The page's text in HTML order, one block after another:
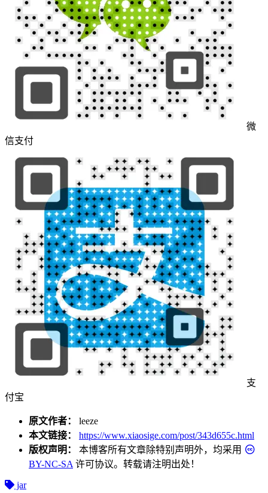
微
信支付
支
付宝
原文作者： leeze
本文链接：
https://www.xiaosige.com/post/343d655c.html
版权声明： 本博客所有文章除特别声明外，均采用
BY-NC-SA 许可协议。转载请注明出处！
jar